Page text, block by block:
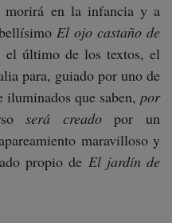
morirá en la infancia y a
El ojo castaño de
último de los textos, el
para, guiado por uno de
iluminados que saben, por
será creadopor un
maravilloso y
propio de El jardín de